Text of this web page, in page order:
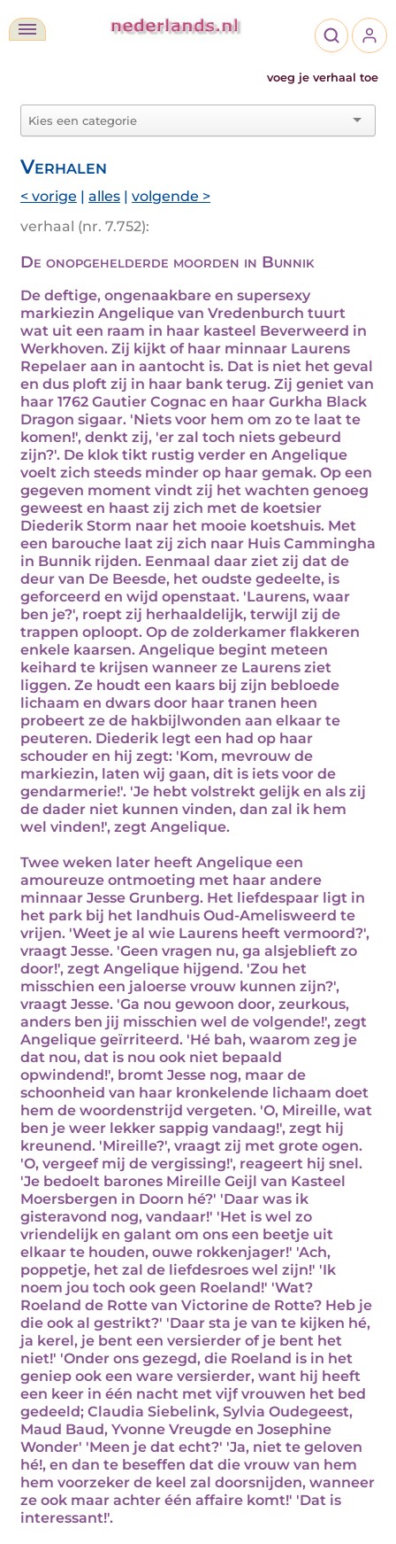
voeg je verhaal toe
Verhalen
< vorige | alles | volgende >
verhaal (nr. 7.752):
De onopgehelderde moorden in Bunnik
De deftige, ongenaakbare en supersexy
markiezin Angelique van Vredenburch tuurt
wat uit een raam in haar kasteel Beverweerd in
Werkhoven. Zij kijkt of haar minnaar Laurens
Repelaer aan in aantocht is. Dat is niet het geval
en dus ploft zij in haar bank terug. Zij geniet van
haar 1762 Gautier Cognac en haar Gurkha Black
Dragon sigaar. 'Niets voor hem om zo te laat te
komen!', denkt zij, 'er zal toch niets gebeurd
zijn?'. De klok tikt rustig verder en Angelique
voelt zich steeds minder op haar gemak. Op een
gegeven moment vindt zij het wachten genoeg
geweest en haast zij zich met de koetsier
Diederik Storm naar het mooie koetshuis. Met
een barouche laat zij zich naar Huis Cammingha
in Bunnik rijden. Eenmaal daar ziet zij dat de
deur van De Beesde, het oudste gedeelte, is
geforceerd en wijd openstaat. 'Laurens, waar
ben je?', roept zij herhaaldelijk, terwijl zij de
trappen oploopt. Op de zolderkamer flakkeren
enkele kaarsen. Angelique begint meteen
keihard te krijsen wanneer ze Laurens ziet
liggen. Ze houdt een kaars bij zijn bebloede
lichaam en dwars door haar tranen heen
probeert ze de hakbijlwonden aan elkaar te
peuteren. Diederik legt een had op haar
schouder en hij zegt: 'Kom, mevrouw de
markiezin, laten wij gaan, dit is iets voor de
gendarmerie!'. 'Je hebt volstrekt gelijk en als zij
de dader niet kunnen vinden, dan zal ik hem
wel vinden!', zegt Angelique.
Twee weken later heeft Angelique een
amoureuze ontmoeting met haar andere
minnaar Jesse Grunberg. Het liefdespaar ligt in
het park bij het landhuis Oud-Amelisweerd te
vrijen. 'Weet je al wie Laurens heeft vermoord?',
vraagt Jesse. 'Geen vragen nu, ga alsjeblieft zo
door!', zegt Angelique hijgend. 'Zou het
misschien een jaloerse vrouw kunnen zijn?',
vraagt Jesse. 'Ga nou gewoon door, zeurkous,
anders ben jij misschien wel de volgende!', zegt
Angelique geïrriteerd. 'Hé bah, waarom zeg je
dat nou, dat is nou ook niet bepaald
opwindend!', bromt Jesse nog, maar de
schoonheid van haar kronkelende lichaam doet
hem de woordenstrijd vergeten. 'O, Mireille, wat
ben je weer lekker sappig vandaag!', zegt hij
kreunend. 'Mireille?', vraagt zij met grote ogen.
'O, vergeef mij de vergissing!', reageert hij snel.
'Je bedoelt barones Mireille Geijl van Kasteel
Moersbergen in Doorn hé?' 'Daar was ik
gisteravond nog, vandaar!' 'Het is wel zo
vriendelijk en galant om ons een beetje uit
elkaar te houden, ouwe rokkenjager!' 'Ach,
poppetje, het zal de liefdesroes wel zijn!' 'Ik
noem jou toch ook geen Roeland!' 'Wat?
Roeland de Rotte van Victorine de Rotte? Heb je
die ook al gestrikt?' 'Daar sta je van te kijken hé,
ja kerel, je bent een versierder of je bent het
niet!' 'Onder ons gezegd, die Roeland is in het
geniep ook een ware versierder, want hij heeft
een keer in één nacht met vijf vrouwen het bed
gedeeld; Claudia Siebelink, Sylvia Oudegeest,
Maud Baud, Yvonne Vreugde en Josephine
Wonder' 'Meen je dat echt?' 'Ja, niet te geloven
hé!, en dan te beseffen dat die vrouw van hem
hem voorzeker de keel zal doorsnijden, wanneer
ze ook maar achter één affaire komt!' 'Dat is
interessant!'.